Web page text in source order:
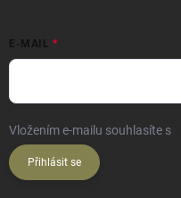
E-MAIL
Vložením e-mailu souhlasíte s
Přihlásit se